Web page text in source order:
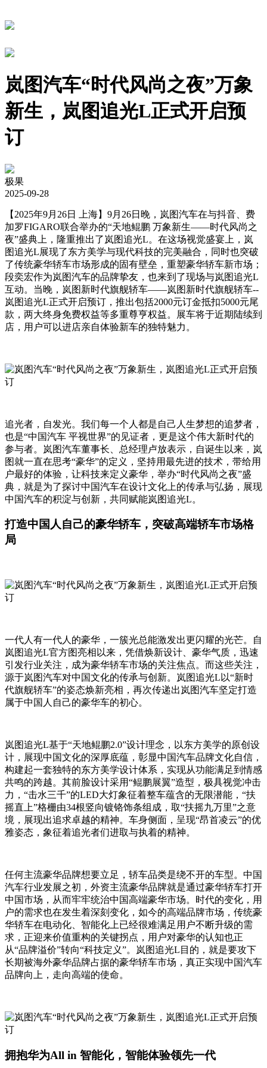
岚图汽车“时代风尚之夜”万象
新生，岚图追光L正式开启预
订
极果
2025-09-28
【2025年9月26日 上海】9月26日晚，岚图汽车在与抖音、费
加罗FIGARO联合举办的“天地鲲鹏 万象新生——时代风尚之
夜”盛典上，隆重推出了岚图追光L。在这场视觉盛宴上，岚
图追光L展现了东方美学与现代科技的完美融合，同时也突破
了传统豪华轿车市场形成的固有壁垒，重塑豪华轿车新市场；
段奕宏作为岚图汽车的品牌挚友，也来到了现场与岚图追光L
互动。当晚，岚图新时代旗舰轿车——岚图新时代旗舰轿车--
岚图追光L正式开启预订，推出包括2000元订金抵扣5000元尾
款，两大终身免费权益等多重尊亨权益。展车将于近期陆续到
店，用户可以进店亲自体验新车的独特魅力。
追光者，自发光。我们每一个人都是自己人生梦想的追梦者，
也是“中国汽车 平视世界”的见证者，更是这个伟大新时代的
参与者。岚图汽车董事长、总经理卢放表示，自诞生以来，岚
图就一直在思考“豪华”的定义，坚持用最先进的技术，带给用
户最好的体验，让科技来定义豪华，举办“时代风尚之夜”盛
典，就是为了探讨中国汽车在设计文化上的传承与弘扬，展现
中国汽车的积淀与创新，共同赋能岚图追光L。
打造中国人自己的豪华轿车，突破高端轿车市场格
局
一代人有一代人的豪华，一簇光总能激发出更闪耀的光芒。自
岚图追光L官方图亮相以来，凭借焕新设计、豪华气质，迅速
引发行业关注，成为豪华轿车市场的关注焦点。而这些关注，
源于岚图汽车对中国文化的传承与创新。岚图追光L以“新时
代旗舰轿车”的姿态焕新亮相，再次传递出岚图汽车坚定打造
属于中国人自己的豪华车的初心。
岚图追光L基于“天地鲲鹏2.0”设计理念，以东方美学的原创设
计，展现中国文化的深厚底蕴，彰显中国汽车品牌文化自信，
构建起一套独特的东方美学设计体系，实现从功能满足到情感
共鸣的跨越。其前脸设计采用“鲲鹏展翼”造型，极具视觉冲击
力，“击水三千”的LED大灯象征着整车蕴含的无限潜能，“扶
摇直上”格栅由34根竖向镀铬饰条组成，取“扶摇九万里”之意
境，展现出追求卓越的精神。车身侧面，呈现“昂首凌云”的优
雅姿态，象征着追光者们进取与执着的精神。
任何主流豪华品牌想要立足，轿车品类是绕不开的车型。中国
汽车行业发展之初，外资主流豪华品牌就是通过豪华轿车打开
中国市场，从而牢牢统治中国高端豪华市场。时代的变化，用
户的需求也在发生着深刻变化，如今的高端品牌市场，传统豪
华轿车在电动化、智能化上已经很难满足用户不断升级的需
求，正迎来价值重构的关键拐点，用户对豪华的认知也正
从“品牌溢价”转向“科技定义”。岚图追光L目的，就是要攻下
长期被海外豪华品牌占据的豪华轿车市场，真正实现中国汽车
品牌向上，走向高端的使命。
拥抱华为All in 智能化，智能体验领先一代